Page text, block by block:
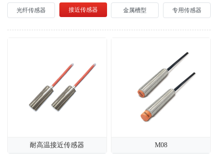
光纤传感器 接近传感器 金属槽型 专用传感器
耐高温接近传感器 M08